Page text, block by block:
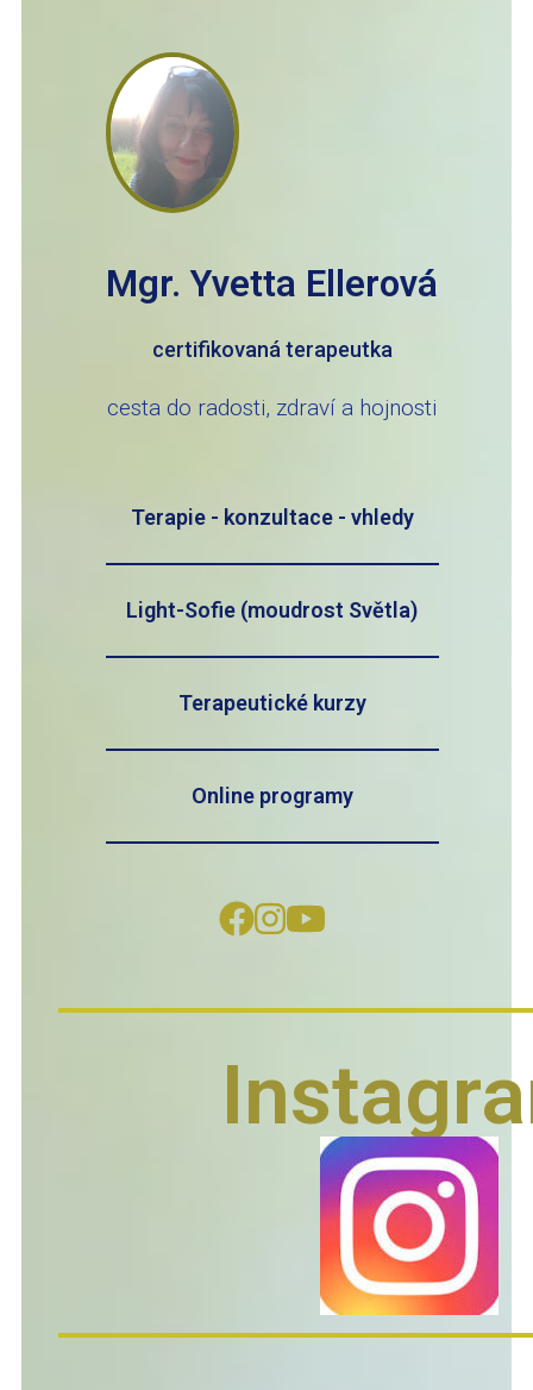
Mgr. Yvetta Ellerová
certifikovaná terapeutka
cesta do radosti, zdraví a hojnosti
Terapie - konzultace - vhledy
Light-Sofie (moudrost Světla)
Terapeutické kurzy
Online programy